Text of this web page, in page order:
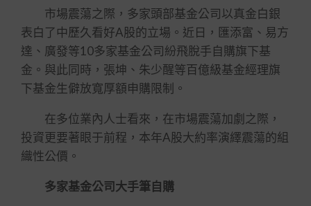
市場震蕩之際，多家頭部基金公司以真金白銀
表白了中歷久看好A股的立場。近日，匯添富、易方
達、廣發等10多家基金公司紛飛脫手自購旗下基
金。與此同時，張坤、朱少醒等百億級基金經理旗
下基金生僻放寬厚額申購限制。
在多位業內人士看來，在市場震蕩加劇之際，
投資更要著眼于前程，本年A股大約率演繹震蕩的組
織性公價。
多家基金公司大手筆自購